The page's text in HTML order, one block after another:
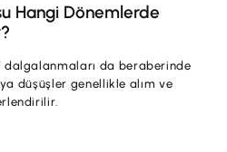
Hangi Dönemlerde
da beraberinde
düşüşler genellikle alım ve